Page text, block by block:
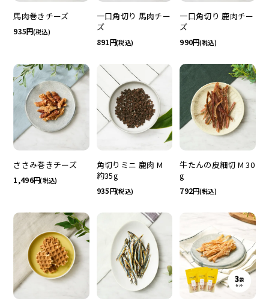
馬肉巻きチーズ
935 (税込)
一口角切り 馬肉チー
ズ
891 (税込)
一口角切り 鹿肉チー
ズ
990 (税込)
ささみ巻きチーズ
1,496 (税込)
角切りミニ 鹿肉 M
約35g
935 (税込)
牛たんの皮細切 M 30
g
792 (税込)